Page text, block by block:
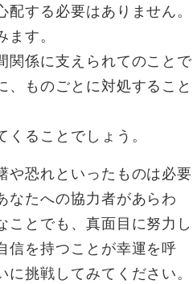
する必要はありません。
す。
関係に支えられてのことで
ものごとに対処すること
ることでしょう。
や恐れといったものは必要
なたへの協力者があらわ
ことでも、真面目に努力し
信を持つことが幸運を呼
挑戦してみてください。